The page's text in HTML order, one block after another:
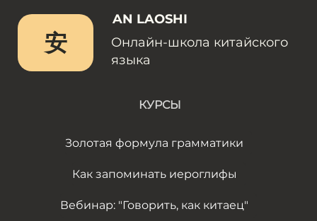
安
AN LAOSHI
Онлайн-школа китайского
языка
КУРСЫ
Золотая формула грамматики
Как запоминать иероглифы
Вебинар: "Говорить, как китаец"